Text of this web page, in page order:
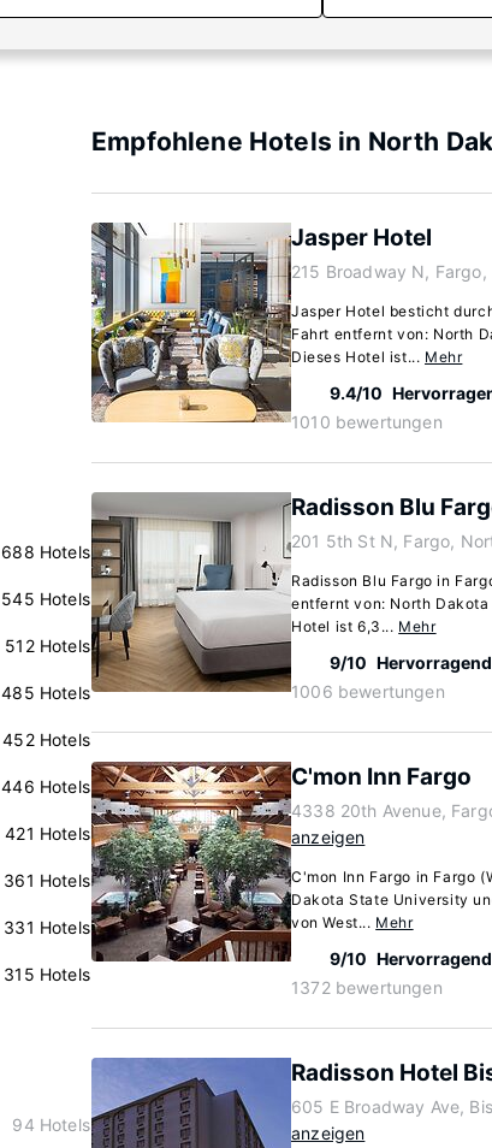
688 Hotels
545 Hotels
512 Hotels
485 Hotels
452 Hotels
446 Hotels
421 Hotels
361 Hotels
331 Hotels
315 Hotels
94 Hotels
Empfohlene Hotels in North
Jasper Hotel
215 Broadway N,
Jasper Hotel besticht
Fahrt entfernt von: North
Dieses Hotel ist... Mehr
9.4/10
1010 bewertungen
Radisson Blu
201 5th St N, Fargo,
Radisson Blu Fargo in
entfernt von: North
Hotel ist 6,3... Mehr
9/10 Hervorragend
1006 bewertungen
C'mon Inn Fargo
4338 20th Avenue,
anzeigen
C'mon Inn Fargo in Fargo
Dakota State University
von West... Mehr
9/10 Hervorragend
1372 bewertungen
Radisson Hotel
605 E Broadway Ave,
anzeigen